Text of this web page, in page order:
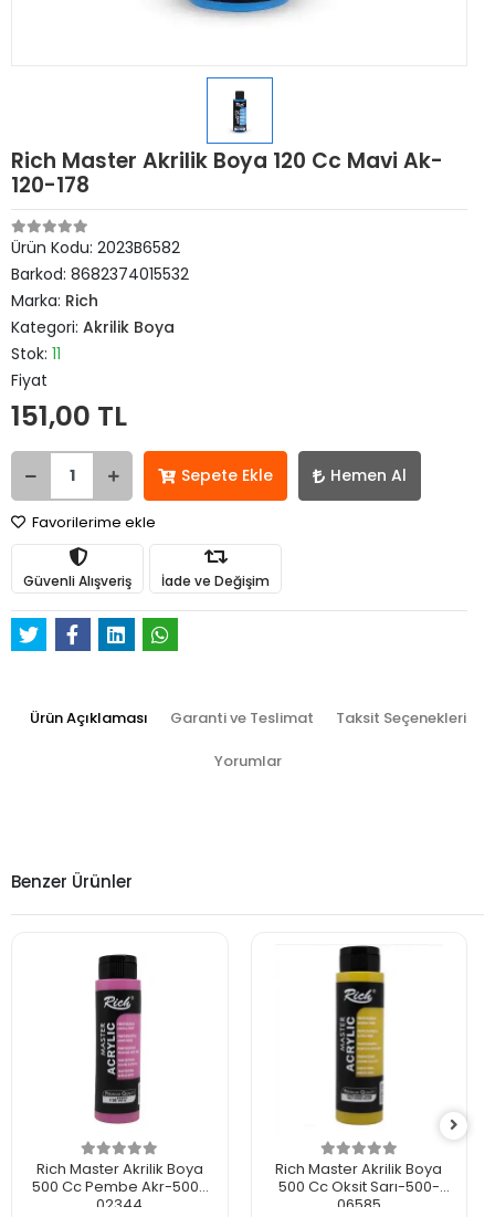
Rich Master Akrilik Boya 120 Cc Mavi Ak-
120-178
Ürün Kodu: 2023B6582
Barkod: 8682374015532
Marka: Rich
Kategori: Akrilik Boya
Stok: 11
Fiyat
151,00 TL
Sepete Ekle Hemen Al
Favorilerime ekle
Güvenli Alışveriş İade ve Değişim
Ürün Açıklaması Garanti ve Teslimat Taksit Seçenekleri
Yorumlar
Benzer Ürünler
Rich Master Akrilik Boya
500 Cc Pembe Akr-500-
02344
Rich Master Akrilik Boya
500 Cc Oksit Sarı-500-
06585